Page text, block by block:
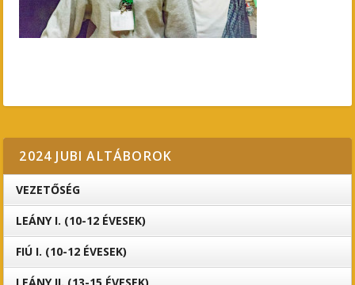
2024 JUBI ALTÁBOROK
VEZETŐSÉG
LEÁNY I. (10-12 ÉVESEK)
FIÚ I. (10-12 ÉVESEK)